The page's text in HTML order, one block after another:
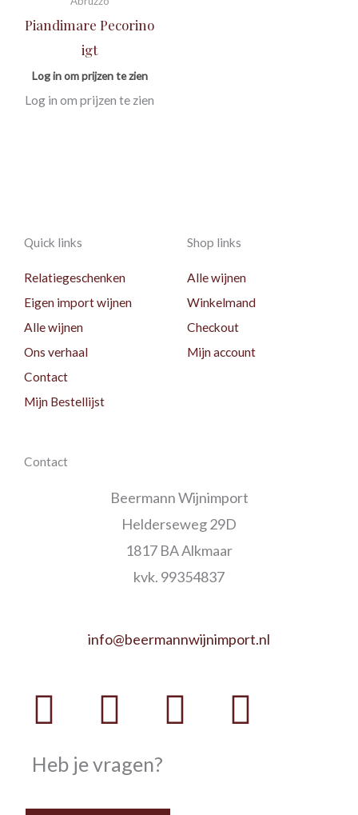
Piandimare Pecorino
igt
Log in om prijzen te zien
Log in om prijzen te zien
Quick links
Relatiegeschenken
Eigen import wijnen
Alle wijnen
Ons verhaal
Contact
Mijn Bestellijst
Shop links
Alle wijnen
Winkelmand
Checkout
Mijn account
Contact
Beermann Wijnimport
Helderseweg 29D
1817 BA Alkmaar
kvk. 99354837
info@beermannwijnimport.nl
Facebook
Twitter
Youtube
Heb je vragen?